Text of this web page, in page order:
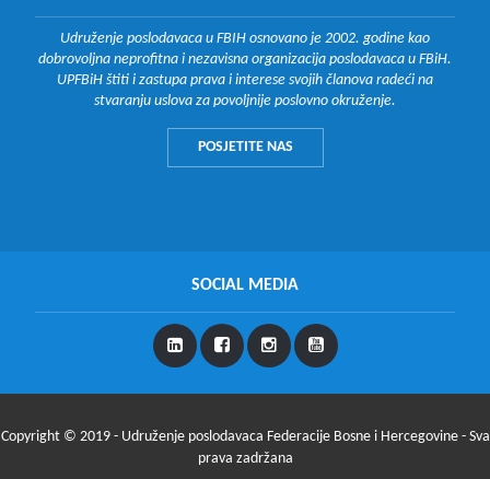
Udruženje poslodavaca u FBIH osnovano je 2002. godine kao
dobrovoljna neprofitna i nezavisna organizacija poslodavaca u FBiH.
UPFBiH štiti i zastupa prava i interese svojih članova radeći na
stvaranju uslova za povoljnije poslovno okruženje.
POSJETITE NAS
SOCIAL MEDIA
Copyright © 2019 - Udruženje poslodavaca Federacije Bosne i Hercegovine - Sva
prava zadržana